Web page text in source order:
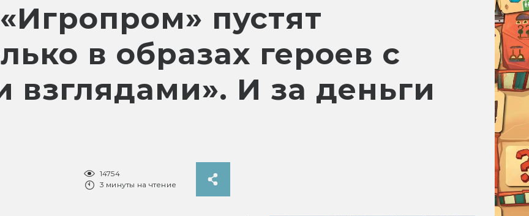
пустят
в образах героев с
И за деньги
14754
3 минуты на чтение